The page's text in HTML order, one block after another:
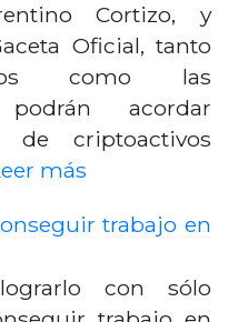
Cortizo, y
Oficial, tanto
como las
podrán acordar
de criptoactivos
más
trabajo en
con sólo